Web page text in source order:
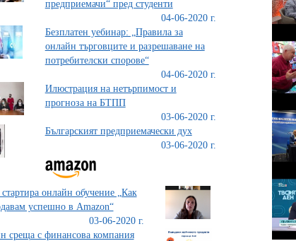
предприемачи“ пред студенти
04-06-2020 г.
Безплатен уебинар: „Правила за
онлайн търговците и разрешаване на
потребителски спорове“
04-06-2020 г.
Илюстрация на нетърпимост и
прогноза на БТПП
03-06-2020 г.
Българският предприемачески дух
03-06-2020 г.
онлайн обучение „Как
успешно в Amazon“
03-06-2020 г.
среща с финансова компания